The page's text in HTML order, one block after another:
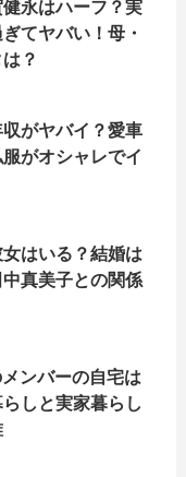
永はハーフ？実
てヤバい！母・
？
がヤバイ？愛車
がオシャレでイ
はいる？結婚は
真美子との関係
ンバーの自宅は
しと実家暮らし